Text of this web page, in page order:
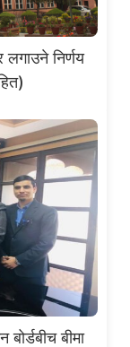
निर्णय
बीमा